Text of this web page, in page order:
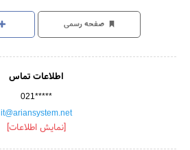
صفحه رسمی
اطلاعات تماس
021*****
it@ariansystem.net
[نمایش اطلاعات]